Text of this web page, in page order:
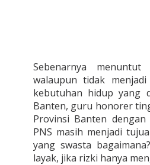
Sebenarnya
walaupun tidak
kebutuhan hidup yang
Banten, guru honorer
Provinsi Banten
PNS masih menjadi
yang swasta
layak, jika rizki hanya